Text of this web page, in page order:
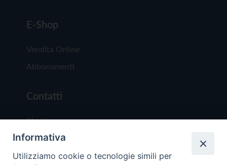
E-Shop
Vendita Online
Abbonamenti
Contatti
Chi Siamo
Redazione
Scrivici
Informativa
Utilizziamo cookie o tecnologie simili per